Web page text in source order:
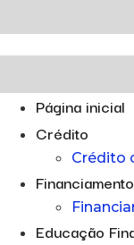
para
o
Página inicial
Crédito
Crédito
Financiamento
Educação